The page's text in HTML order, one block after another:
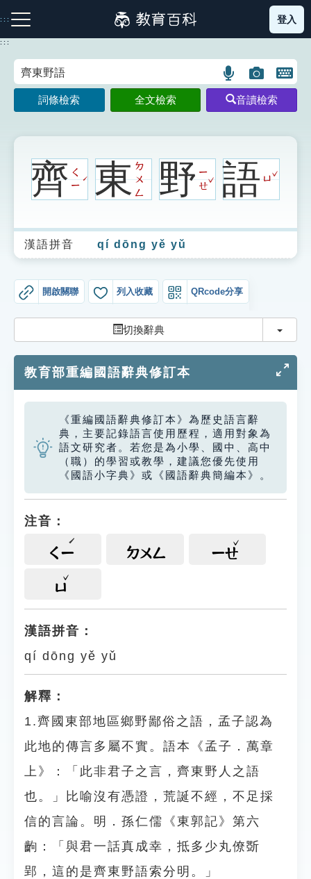
到
主
:::
注音索引圖示 筆畫索引圖示 部首索引表圖示
生字詞彙表
成語故事
索引選單
單字索引
生命大百科索引
遊戲專區
教學應用
貓頭鷹博士
登入
:::
語
言
搜
示
圖
片
搜
示
開
鍵
圖
詞條檢索 全文檢索 音讀檢索
齊ㄑ
ㄧ
ˊ 東ㄉ
ㄨ
ㄥ
野ㄧ
ㄝ
ˇ語ㄩ
ˇ
漢語拼音 qí dōng yě yǔ
開啟關聯 列入收藏 QRcode分享
切換辭典 切換
教育部重編國語辭典修訂本
《重編國語辭典修訂本》為歷史語言辭
典，主要記錄語言使用歷程，適用對象為
語文研究者。若您是為小學、國中、高中
（職）的學習或教學，建議您優先使用
《國語小字典》或《國語辭典簡編本》。
注音：
ㄑㄧ ㄉㄨㄥ ㄧㄝ
ㄩ
漢語拼音：
qí dōng yě yǔ
解釋：
1.齊國東部地區鄉野鄙俗之語，孟子認為
此地的傳言多屬不實。語本《孟子．萬章
上》：「此非君子之言，齊東野人之語
也。」比喻沒有憑證，荒誕不經，不足採
信的言論。明．孫仁儒《東郭記》第六
齣：「與君一話真成幸，抵多少丸僚斲
郢，這的是齊東野語索分明。」